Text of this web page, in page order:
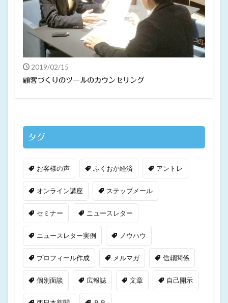
2019/02/15
顧客づくりのツールのカウンセリング
タグ
お客様の声 ふくおか経済 アントレ
オンライン講座 ステップメール
セミナー ニュースレター
ニュースレター実例 ノウハウ
プロフィール作成 メルマガ 信頼関係
個別面談 広報誌 文章 自己開示